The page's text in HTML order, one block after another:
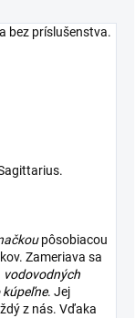
bez príslušenstva.
pôsobiacou
Zameriava sa
vodovodných
kúpeľne. Jej
z nás. Vďaka